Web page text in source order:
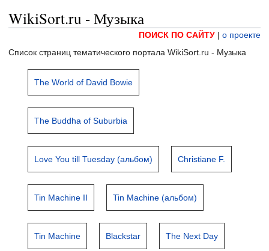
WikiSort.ru - Музыка
ПОИСК ПО САЙТУ | о проекте
Список страниц тематического портала WikiSort.ru - Музыка
The World of David Bowie
The Buddha of Suburbia
Love You till Tuesday (альбом) Christiane F.
Tin Machine II Tin Machine (альбом)
Tin Machine Blackstar The Next Day